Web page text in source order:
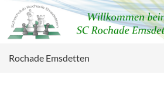
Rochade Emsdetten